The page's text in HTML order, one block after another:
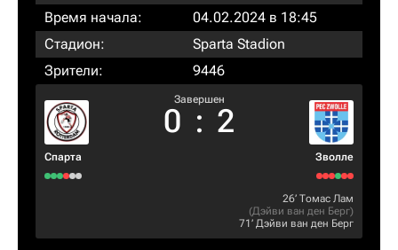
Время начала:
04.02.2024 в 18:45
Стадион:
Sparta Stadion
Зрители:
9446
Спарта
Завершен
0 : 2
Зволле
26‎’‎ Томас Лам
(Дэйви ван ден Берг)
71‎’‎ Дэйви ван ден Берг